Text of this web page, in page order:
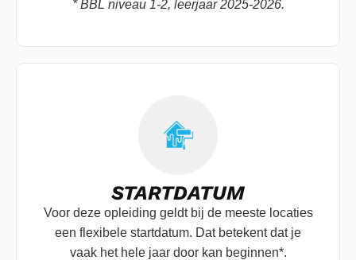
* BBL niveau 1-2, leerjaar 2025-2026.
STARTDATUM
Voor deze opleiding geldt bij de meeste locaties
een flexibele startdatum. Dat betekent dat je
vaak het hele jaar door kan beginnen*.